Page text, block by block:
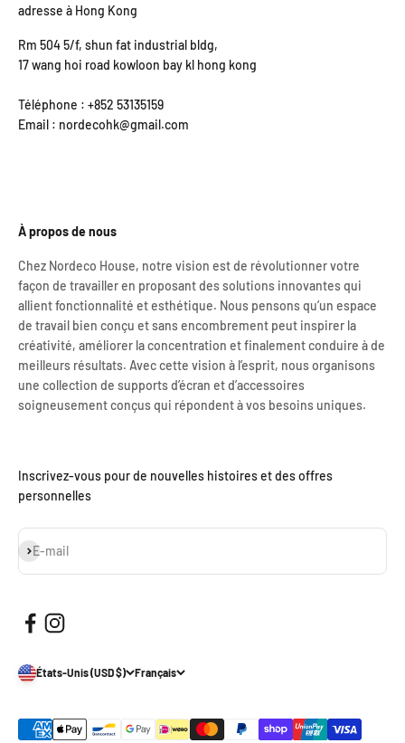
adresse à Hong Kong
Rm 504 5/f, shun fat industrial bldg,
17 wang hoi road kowloon bay kl hong kong
Téléphone : +852 53135159
Email : nordecohk@gmail.com
À propos de nous
Chez Nordeco House, notre vision est de révolutionner votre
façon de travailler en proposant des solutions innovantes qui
allient fonctionnalité et esthétique. Nous pensons qu’un espace
de travail bien conçu et sans encombrement peut inspirer la
créativité, améliorer la concentration et finalement conduire à de
meilleurs résultats. Avec cette vision à l’esprit, nous organisons
une collection de supports d’écran et d’accessoires
soigneusement conçus qui répondent à vos besoins uniques.
Inscrivez-vous pour de nouvelles histoires et des offres
personnelles
E-mail
S'inscrire
États-Unis (USD $) Français